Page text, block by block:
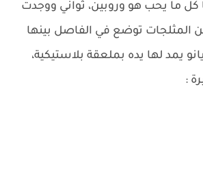
كل ما يحب هو وروبين، ثواني ووجدت
المثلجات توضع في الفاصل بينها
يمد لها يده بملعقة بلاستيكية،
: